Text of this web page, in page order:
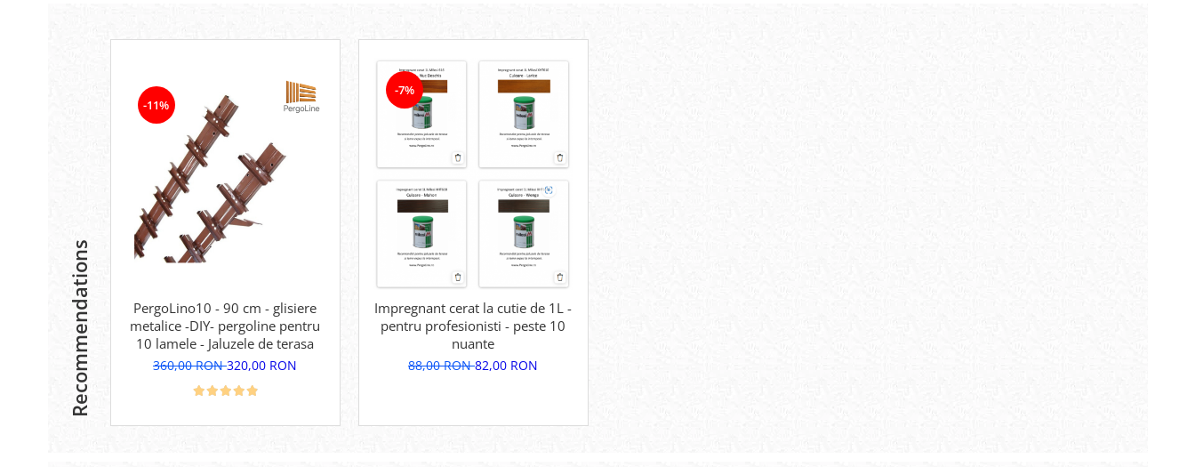
Recommendations
-11%
PergoLino10 - 90 cm - glisiere
metalice -DIY- pergoline pentru
10 lamele - Jaluzele de terasa
360,00 RON320,00 RON
-7%
Impregnant cerat la cutie de 1L -
pentru profesionisti - peste 10
nuante
88,00 RON82,00 RON